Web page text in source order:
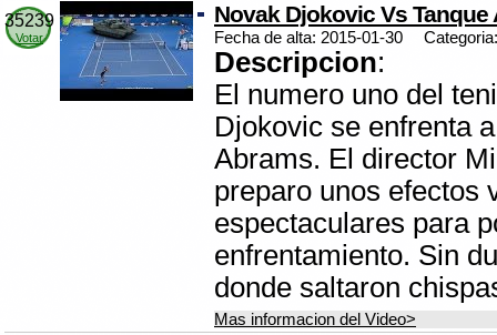
35239
Votar
Novak Djokovic Vs Tanque
Fecha de alta: 2015-01-30 Categoria:
Descripcion:
El numero uno del
Djokovic se enfrenta
Abrams. El director
preparo unos efectos
espectaculares para
enfrentamiento. Sin
donde saltaron
Mas informacion del Video>